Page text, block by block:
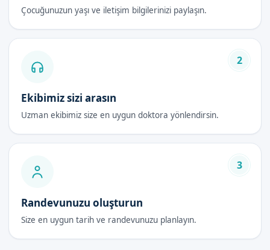
Çocuğunuzun yaşı ve iletişim bilgilerinizi paylaşın.
2
Ekibimiz sizi arasın
Uzman ekibimiz size en uygun doktora yönlendirsin.
3
Randevunuzu oluşturun
Size en uygun tarih ve randevunuzu planlayın.